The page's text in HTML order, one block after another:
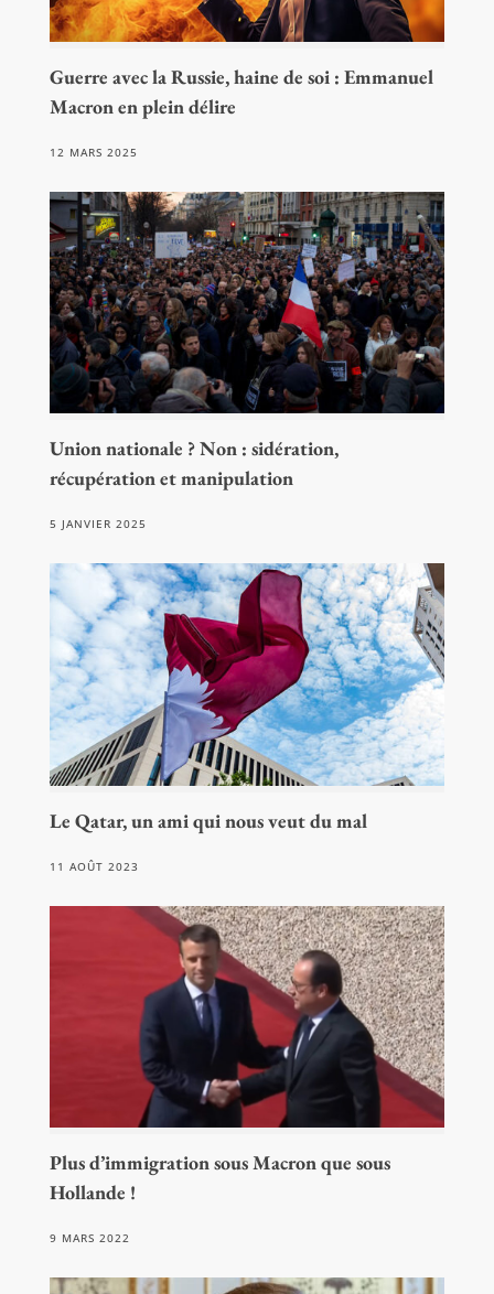
Guerre avec la Russie, haine de soi : Emmanuel
Macron en plein délire
12 MARS 2025
Union nationale ? Non : sidération,
récupération et manipulation
5 JANVIER 2025
Le Qatar, un ami qui nous veut du mal
11 AOÛT 2023
Plus d’immigration sous Macron que sous
Hollande !
9 MARS 2022